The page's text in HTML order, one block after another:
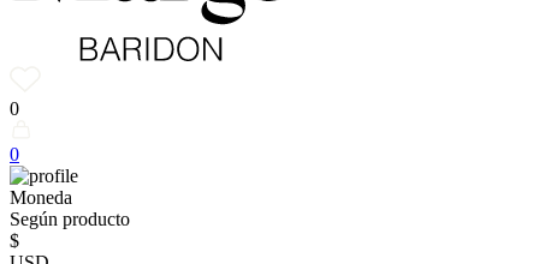
0
0
Moneda
Según producto
$